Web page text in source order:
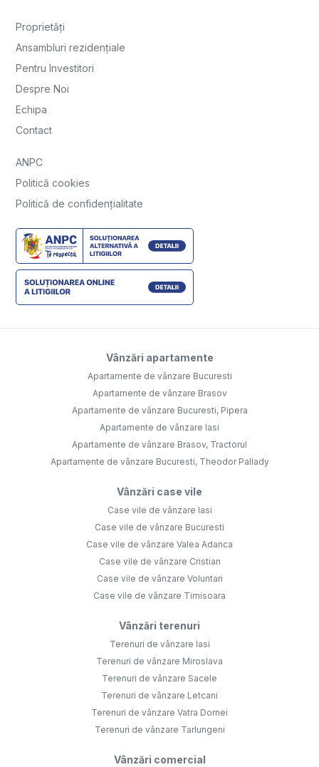
Proprietăți
Ansambluri rezidențiale
Pentru Investitori
Despre Noi
Echipa
Contact
ANPC
Politică cookies
Politică de confidențialitate
Vânzări apartamente
Apartamente de vânzare Bucuresti
Apartamente de vânzare Brasov
Apartamente de vânzare Bucuresti, Pipera
Apartamente de vânzare Iasi
Apartamente de vânzare Brasov, Tractorul
Apartamente de vânzare Bucuresti, Theodor Pallady
Vânzări case vile
Case vile de vânzare Iasi
Case vile de vânzare Bucuresti
Case vile de vânzare Valea Adanca
Case vile de vânzare Cristian
Case vile de vânzare Voluntari
Case vile de vânzare Timisoara
Vânzări terenuri
Terenuri de vânzare Iasi
Terenuri de vânzare Miroslava
Terenuri de vânzare Sacele
Terenuri de vânzare Letcani
Terenuri de vânzare Vatra Dornei
Terenuri de vânzare Tarlungeni
Vânzări comercial